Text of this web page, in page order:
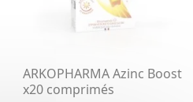
ARKOPHARMA Azinc Boost
x20 comprimés